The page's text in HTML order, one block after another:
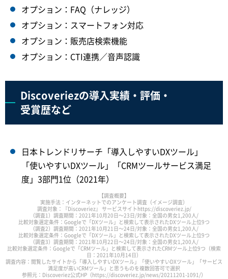
オプション：FAQ（ナレッジ）
オプション：スマートフォン対応
オプション：販売店検索機能
オプション：CTI連携／音声認識
Discoveriezの導入実績・評価・
受賞歴など
日本トレンドリサーチ「導入しやすいDXツール」
「使いやすいDXツール」「CRMツールサービス満足
度」3部門1位（2021年）
【調査概要】
実施手法：インターネットでのアンケート調査（イメージ調査）
調査対象：『Discoveriez』 サービスサイトhttps://discoveriez.jp/
（調査1）調査期間：2021年10月20日～23日/対象：全国の男女1,200人/
比較対象選定条件：Googleで「DXツール」と検索して表示されたDXツール上位9つ
（調査2）調査期間：2021年10月21日～24日/対象：全国の男女1,200人/
比較対象選定条件：Googleで「DXツール」と検索して表示されたDXツール上位9つ
（調査3）調査期間：2021年10月22日～24日/対象：全国の男女1,200人/
比較対象選定条件：Googleで「CRMツール」と検索して表示されたCRMツール上位9つ（検索
日：2021年10月14日）
調査内容：閲覧したサイトから「導入しやすいDXツール」「使いやすいDXツール」「サービス
満足度が高いCRMツール」と思うものを複数回答可で選択
参照元：Discoveriez公式HP（https://discoveriez.jp/news/20211201-1091/）